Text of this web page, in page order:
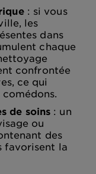
: si vous
les
dans
chaque
confrontée
ce qui
de soins : un
ou
des
favorisent la